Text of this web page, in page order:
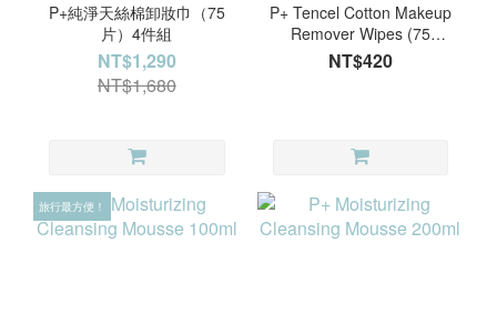
P+純淨天絲棉卸妝巾（75
片）4件組
NT$1,290
NT$1,680
P+ Tencel Cotton Makeup
Remover Wipes (75
sheets)
NT$420
旅行最方便！